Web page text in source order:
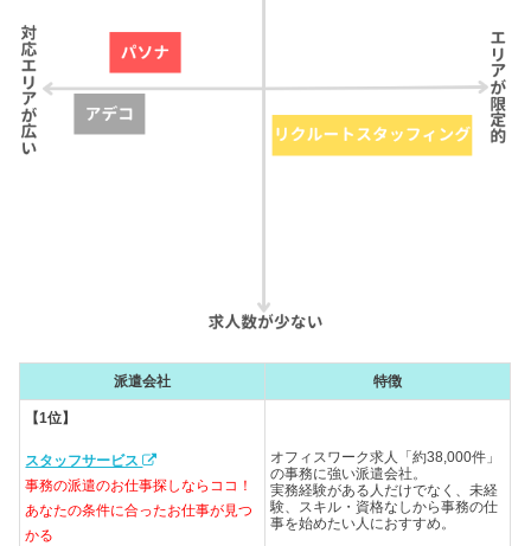
派遣会社 特徴
【1位】
スタッフサービス
事務の派遣のお仕事探しならココ！
あなたの条件に合ったお仕事が見つ
かる
オフィスワーク求人「約38,000件」
の事務に強い派遣会社。
実務経験がある人だけでなく、未経
験、スキル・資格なしから事務の仕
事を始めたい人におすすめ。